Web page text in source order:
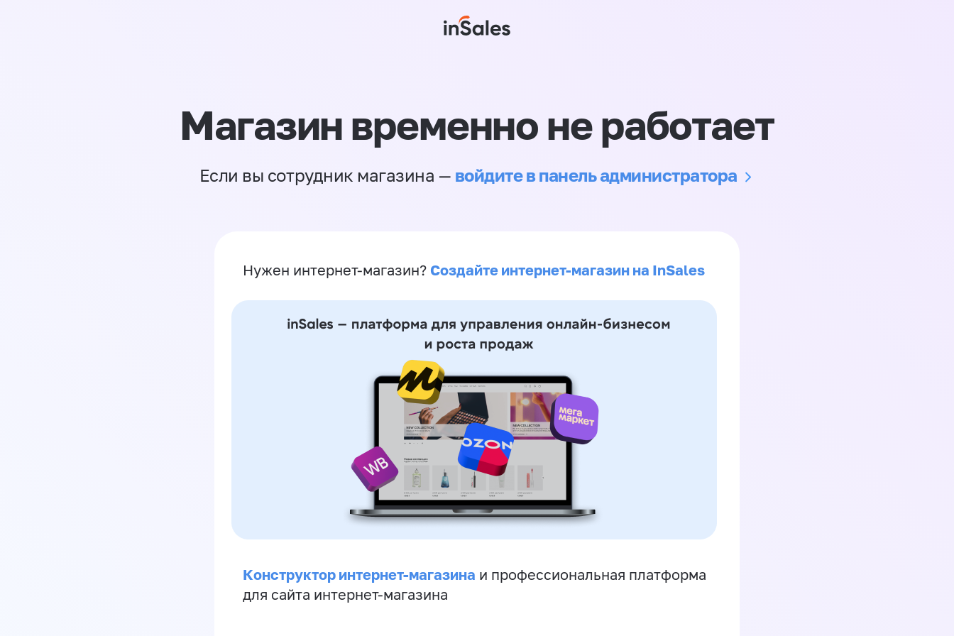
Магазин временно не работает
Если вы сотрудник магазина — войдите в панель администратора
Нужен интернет-магазин? Создайте интернет-магазин на InSales
Конструктор интернет-магазина и профессиональная платформа
для сайта интернет-магазина